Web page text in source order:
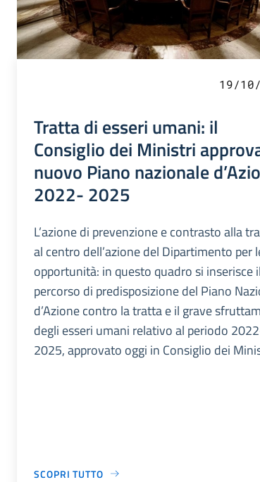
19/
Tratta di esseri umani: il
Consiglio dei Ministri
nuovo Piano nazionale
2022- 2025
L’azione di prevenzione e contrasto alla
al centro dell’azione del Dipartimento per
opportunità: in questo quadro si inserisce il
percorso di predisposizione del Piano
d’Azione contro la tratta e il grave
degli esseri umani relativo al periodo
2025, approvato oggi in Consiglio dei
SCOPRI TUTTO